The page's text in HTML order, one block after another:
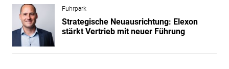
Fuhrpark
Strategische Neuausrichtung: Elexon
stärkt Vertrieb mit neuer Führung